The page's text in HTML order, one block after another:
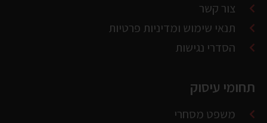
הסדרי נגישות
תחומי עיסוק
ליטיגציה ובתי משפט
גבייה והוצאה פועל